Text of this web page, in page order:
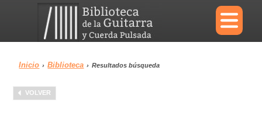
×
Menu
Inicio › Biblioteca › Resultados búsqueda
VOLVER